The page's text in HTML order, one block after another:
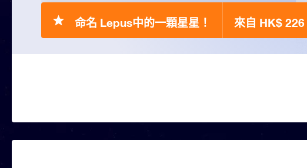
命名 Lepus中的一顆星星！ 來自 HK$ 226